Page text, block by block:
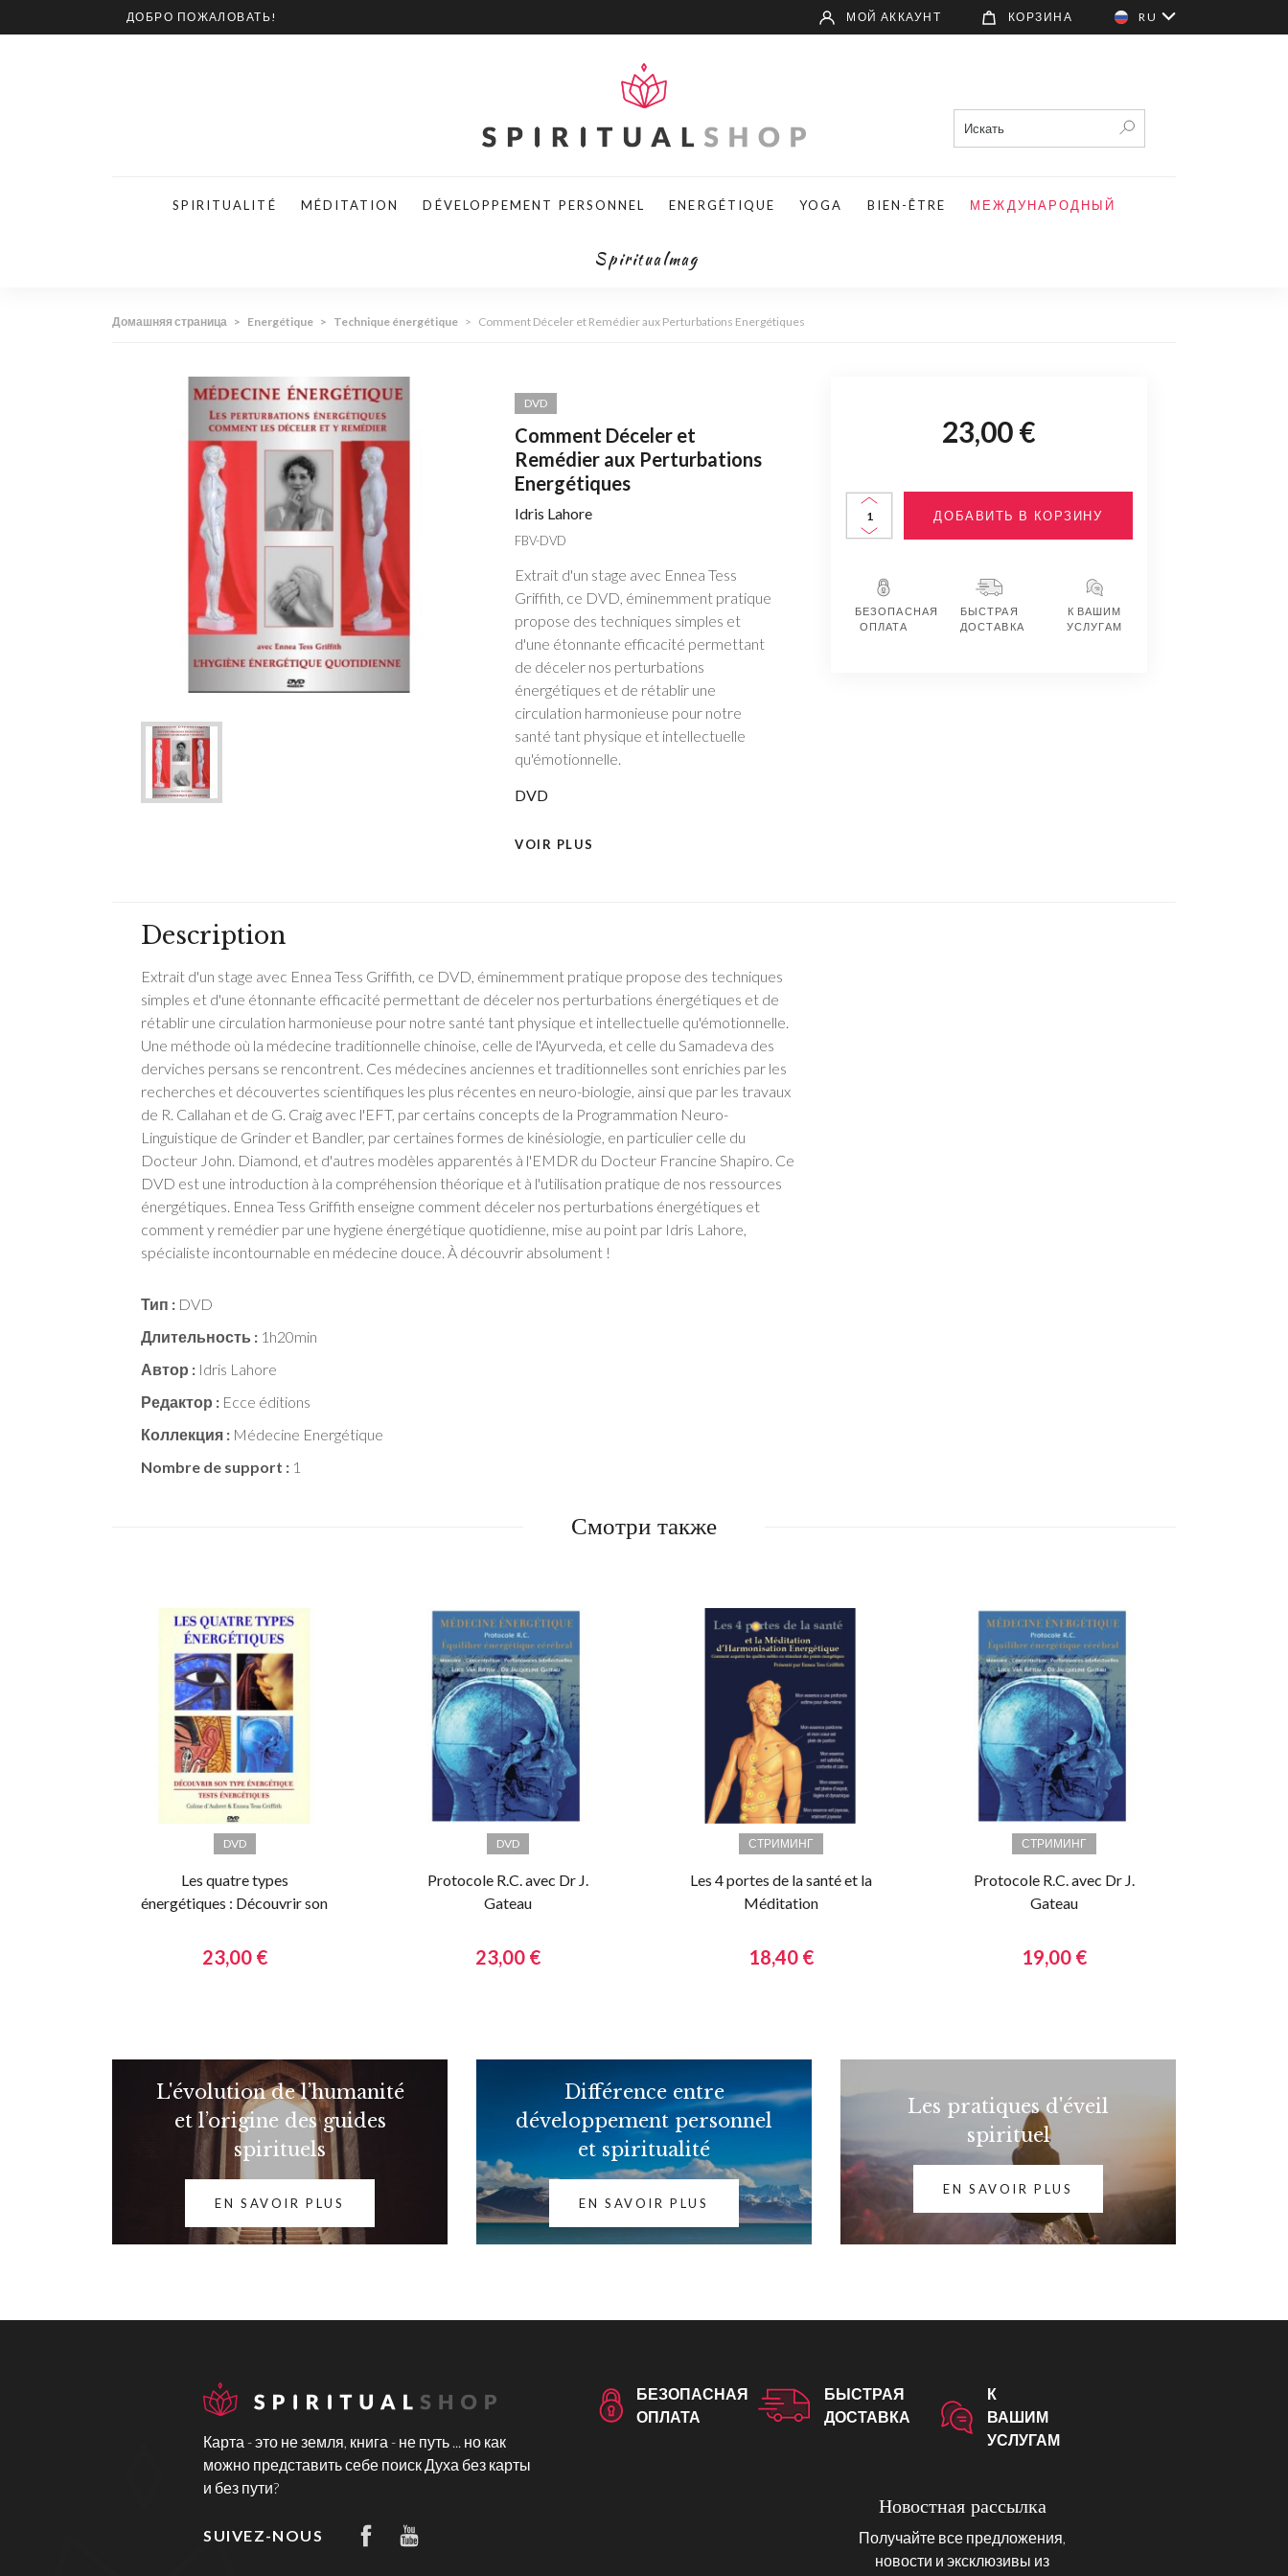
ДОБРО ПОЖАЛОВАТЬ! МОЙ АККАУНТ КОРЗИНА RU
SPIRITUALITÉ MÉDITATION DÉVELOPPEMENT PERSONNEL ENERGÉTIQUE YOGA BIEN-ÊTRE МЕЖДУНАРОДНЫЙ
Spiritualmag
Домашняя страница > Energétique > Technique énergétique > Comment Déceler et Remédier aux Perturbations Energétiques
DVD
Comment Déceler et
Remédier aux Perturbations
Energétiques
Idris Lahore
FBV-DVD
Extrait d'un stage avec Ennea Tess
Griffith, ce DVD, éminemment pratique
propose des techniques simples et
d'une étonnante efficacité permettant
de déceler nos perturbations
énergétiques et de rétablir une
circulation harmonieuse pour notre
santé tant physique et intellectuelle
qu'émotionnelle.
DVD
VOIR PLUS
23,00 €
ДОБАВИТЬ В КОРЗИНУ
БЕЗОПАСНАЯ
ОПЛАТА
БЫСТРАЯ
ДОСТАВКА
К ВАШИМ
УСЛУГАМ
Description
Extrait d'un stage avec Ennea Tess Griffith, ce DVD, éminemment pratique propose des techniques
simples et d'une étonnante efficacité permettant de déceler nos perturbations énergétiques et de
rétablir une circulation harmonieuse pour notre santé tant physique et intellectuelle qu'émotionnelle.
Une méthode où la médecine traditionnelle chinoise, celle de l'Ayurveda, et celle du Samadeva des
derviches persans se rencontrent. Ces médecines anciennes et traditionnelles sont enrichies par les
recherches et découvertes scientifiques les plus récentes en neuro-biologie, ainsi que par les travaux
de R. Callahan et de G. Craig avec l'EFT, par certains concepts de la Programmation Neuro-
Linguistique de Grinder et Bandler, par certaines formes de kinésiologie, en particulier celle du
Docteur John. Diamond, et d'autres modèles apparentés à l'EMDR du Docteur Francine Shapiro. Ce
DVD est une introduction à la compréhension théorique et à l'utilisation pratique de nos ressources
énergétiques. Ennea Tess Griffith enseigne comment déceler nos perturbations énergétiques et
comment y remédier par une hygiene énergétique quotidienne, mise au point par Idris Lahore,
spécialiste incontournable en médecine douce. À découvrir absolument !
Тип : DVD
Длительность : 1h20min
Автор : Idris Lahore
Редактор : Ecce éditions
Коллекция : Médecine Energétique
Nombre de support : 1
Смотри также
DVD
Les quatre types
énergétiques : Découvrir son
23,00 €
DVD
Protocole R.C. avec Dr J.
Gateau
23,00 €
СТРИМИНГ
Les 4 portes de la santé et la
Méditation
Energétique (M.E.H.E.)
18,40 €
СТРИМИНГ
Protocole R.C. avec Dr J.
Gateau
19,00 €
L'évolution de l’humanité
et l’origine des guides
spirituels
EN SAVOIR PLUS
Différence entre
développement personnel
et spiritualité
EN SAVOIR PLUS
Les pratiques d'éveil
spirituel
EN SAVOIR PLUS
Карта - это не земля, книга - не путь ... но как
можно представить себе поиск Духа без карты
и без пути?
SUIVEZ-NOUS
БЕЗОПАСНАЯ
ОПЛАТА
БЫСТРАЯ
ДОСТАВКА
К
ВАШИМ
УСЛУГАМ
Новостная рассылка
Получайте все предложения,
новости и эксклюзивы из